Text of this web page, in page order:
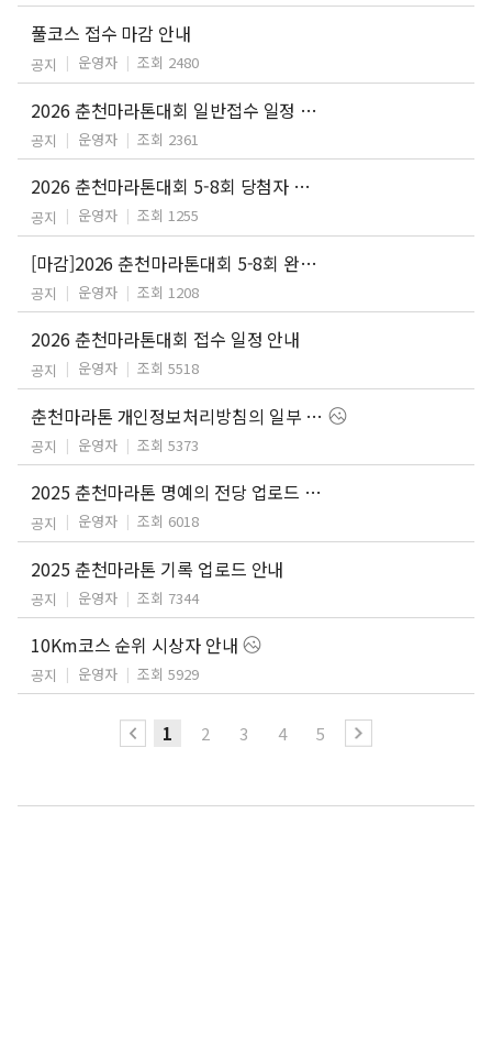
풀코스 접수 마감 안내
공지 운영자 조회 2480
2026 춘천마라톤대회 일반접수 일정 안내
공지 운영자 조회 2361
2026 춘천마라톤대회 5-8회 당첨자 안내
공지 운영자 조회 1255
[마감]2026 춘천마라톤대회 5-8회 완주자 응모 안내
공지 운영자 조회 1208
2026 춘천마라톤대회 접수 일정 안내
공지 운영자 조회 5518
춘천마라톤 개인정보처리방침의 일부 내용 개정 안내
공지 운영자 조회 5373
2025 춘천마라톤 명예의 전당 업로드 안내
공지 운영자 조회 6018
2025 춘천마라톤 기록 업로드 안내
공지 운영자 조회 7344
10Km코스 순위 시상자 안내
공지 운영자 조회 5929
1 2 3 4 5